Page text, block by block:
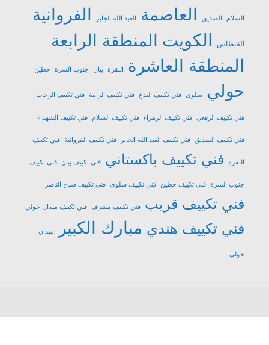
السلام الصديق العاصمة العبد الله الجابر الفروانية
الفنطاس الكويت المنطقة الرابعة
المنطقة العاشرة
النقرة بيان جنوب السرة حطين
حولي سلوى فني تكييف البدع فني تكييف الرابية فني تكييف الرحاب
فني تكييف الرقعي فني تكييف الزهراء فني تكييف السلام فني تكييف الشهداء
فني تكييف الصديق فني تكييف العبد الله الجابر فني تكييف الفروانية فني تكييف
النقرة فني تكييف باكستاني فني تكييف بيان فني تكييف
جنوب السرة فني تكييف حطين فني تكييف سلوى فني تكييف صباح الناصر
فني تكييف قريب فني تكييف مشرف فني تكييف ميدان حولي
فني تكييف هندي مبارك الكبير ميدان
حولي